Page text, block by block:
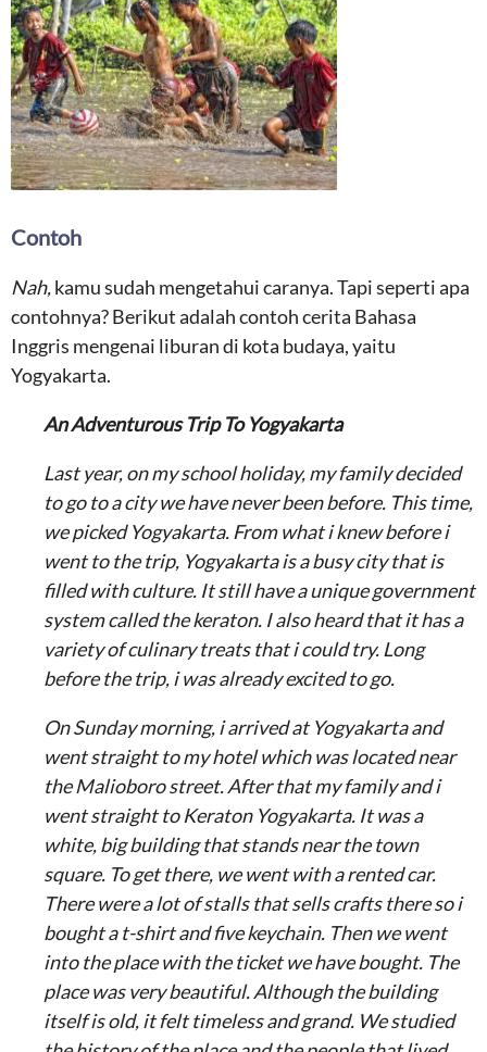
Contoh
Nah,kamu sudah mengetahui caranya. Tapi seperti apa
contohnya? Berikut adalah contoh cerita Bahasa
Inggris mengenai liburan di kota budaya, yaitu
Yogyakarta.
An Adventurous Trip To Yogyakarta
Last year, on my school holiday, my family decided
to go to a city we have never been before. This time,
we picked Yogyakarta. From what i knew before i
went to the trip, Yogyakarta is a busy city that is
filled with culture. It still have a unique government
system called the keraton. I also heard that it has a
variety of culinary treats that i could try. Long
before the trip, i was already excited to go.
On Sunday morning, i arrived at Yogyakarta and
went straight to my hotel which was located near
the Malioboro street. After that my family and i
went straight to Keraton Yogyakarta. It was a
white, big building that stands near the town
square. To get there, we went with a rented car.
There were a lot of stalls that sells crafts there so i
bought a t-shirt and five keychain. Then we went
into the place with the ticket we have bought. The
place was very beautiful. Although the building
itself is old, it felt timeless and grand. We studied